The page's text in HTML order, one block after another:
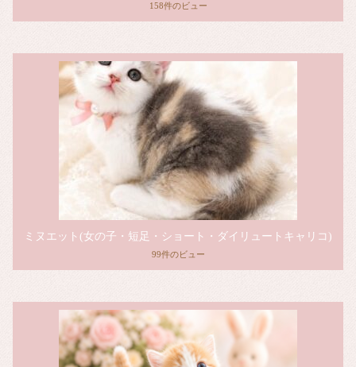
158件のビュー
ミヌエット(女の子・短足・ショート・ダイリュートキャリコ)
99件のビュー